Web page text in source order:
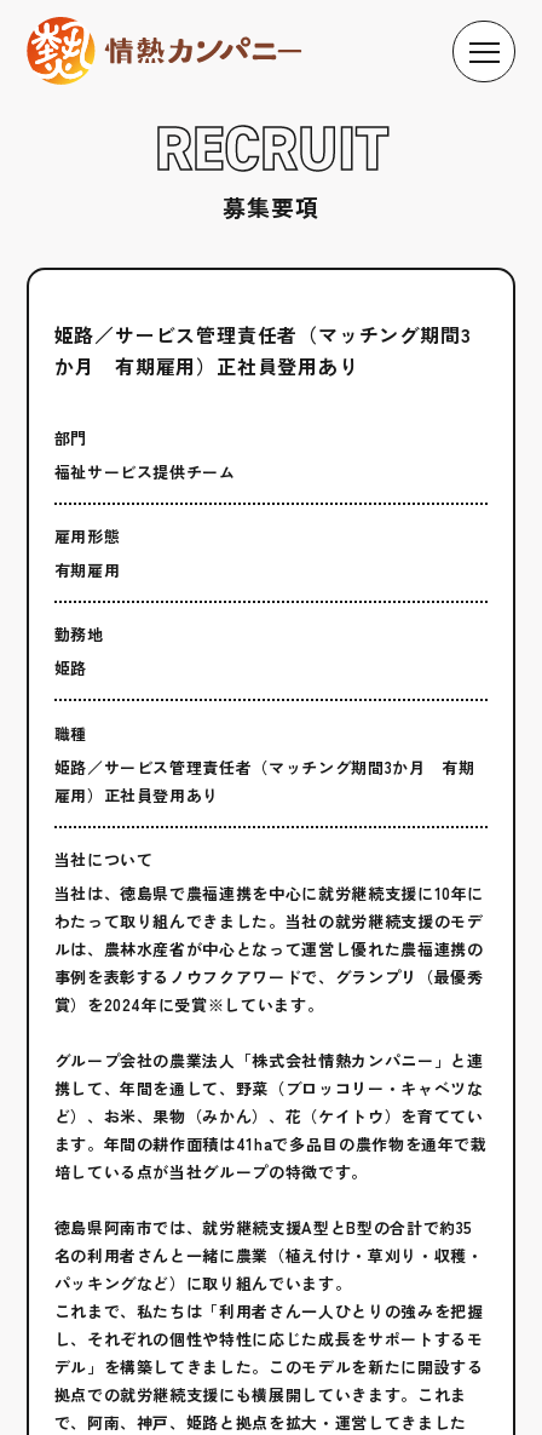
RECRUIT
募集要項
姫路／サービス管理責任者（マッチング期間3
か月 有期雇用）正社員登用あり
部門
福祉サービス提供チーム
雇用形態
有期雇用
勤務地
姫路
職種
姫路／サービス管理責任者（マッチング期間3か月 有期
雇用）正社員登用あり
当社について
当社は、徳島県で農福連携を中心に就労継続支援に10年に
わたって取り組んできました。当社の就労継続支援のモデ
ルは、農林水産省が中心となって運営し優れた農福連携の
事例を表彰するノウフクアワードで、グランプリ（最優秀
賞）を2024年に受賞※しています。
グループ会社の農業法人「株式会社情熱カンパニー」と連
携して、年間を通して、野菜（ブロッコリー・キャベツな
ど）、お米、果物（みかん）、花（ケイトウ）を育ててい
ます。年間の耕作面積は41haで多品目の農作物を通年で栽
培している点が当社グループの特徴です。
徳島県阿南市では、就労継続支援A型とB型の合計で約35
名の利用者さんと一緒に農業（植え付け・草刈り・収穫・
パッキングなど）に取り組んでいます。
これまで、私たちは「利用者さん一人ひとりの強みを把握
し、それぞれの個性や特性に応じた成長をサポートするモ
デル」を構築してきました。このモデルを新たに開設する
拠点での就労継続支援にも横展開していきます。これま
で、阿南、神戸、姫路と拠点を拡大・運営してきました